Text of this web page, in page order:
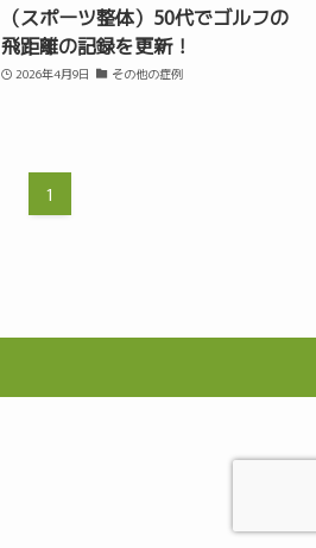
（スポーツ整体）50代でゴルフの
飛距離の記録を更新！
2026年4月9日 その他の症例
1